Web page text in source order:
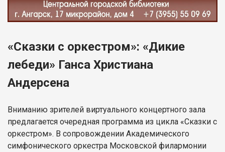
«Сказки с оркестром»: «Дикие
лебеди» Ганса Христиана
Андерсена
Вниманию зрителей виртуального концертного зала
предлагается очередная программа из цикла «Сказки с
оркестром». В сопровождении Академического
симфонического оркестра Московской филармонии